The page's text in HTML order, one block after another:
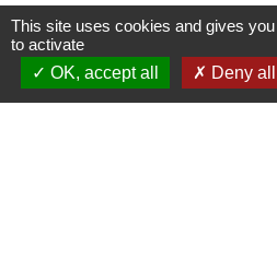
Mairie de Les
This site uses cookies and gives
to activate
OK, accept all
Deny